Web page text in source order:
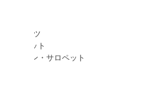
ス・パンツ
ジャケット
インワン・サロペット